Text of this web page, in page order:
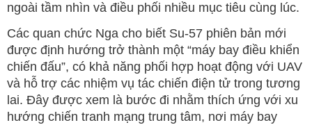
ngoài tầm nhìn và điều phối nhiều mục tiêu cùng lúc.
Các quan chức Nga cho biết Su-57 phiên bản mới
được định hướng trở thành một “máy bay điều khiển
chiến đấu”, có khả năng phối hợp hoạt động với UAV
và hỗ trợ các nhiệm vụ tác chiến điện tử trong tương
lai. Đây được xem là bước đi nhằm thích ứng với xu
hướng chiến tranh mạng trung tâm, nơi máy bay